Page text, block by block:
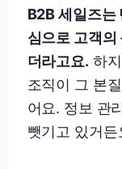
B2B 세일즈는
심으로 고객의
더라고요. 하
조직이 그 본
어요. 정보 관
뺏기고 있거든